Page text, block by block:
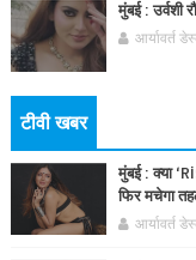
मुंबई : उर्वशी
आर्यावर्त
टीवी खबर
मुंबई : क्या
फिर मचेगा
आर्यावर्त